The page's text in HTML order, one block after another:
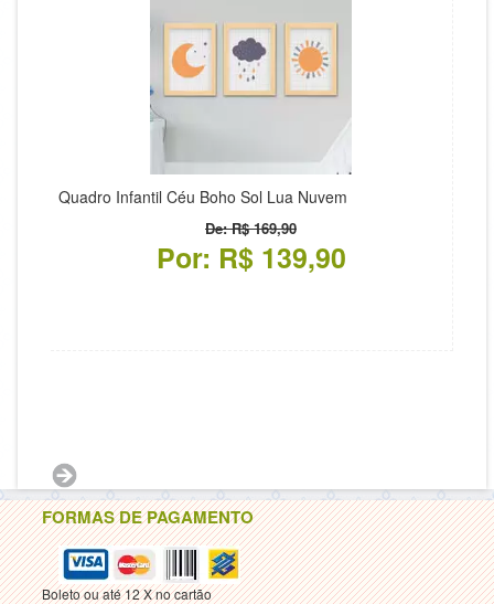
Quadro Infantil Céu Boho Sol Lua Nuvem
De: R$ 169,90
Por: R$ 139,90
FORMAS DE PAGAMENTO
Boleto ou até 12 X no cartão